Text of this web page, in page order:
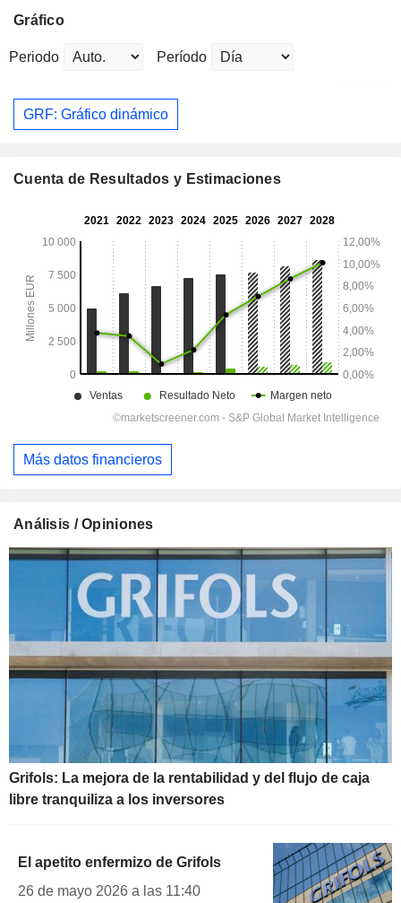
Gráfico
Periodo Período
GRF: Gráfico dinámico
Cuenta de Resultados y Estimaciones
Más datos financieros
Análisis / Opiniones
Grifols: La mejora de la rentabilidad y del flujo de caja
libre tranquiliza a los inversores
El apetito enfermizo de Grifols
26 de mayo 2026 a las 11:40